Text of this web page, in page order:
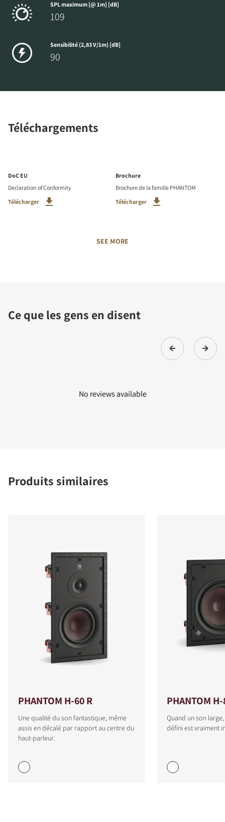
SPL maximum [@ 1m] [dB]
109
Sensibilité (2,83 V/1m) [dB]
90
Téléchargements
DoC EU
Declaration of Conformity
Télécharger
Brochure
Brochure de la famille PHANTOM
Télécharger
SEE MORE
Ce que les gens en disent
No reviews available
Produits similaires
PHANTOM H-60 R
Une qualité du son fantastique, même
assis en décalé par rapport au centre du
haut-parleur.
PHANTOM
Quand un son
défini est vraiment